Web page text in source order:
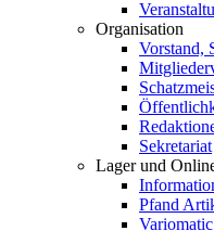
Organisation
Vorstand,
Sekretariat
Lager und
Pfand